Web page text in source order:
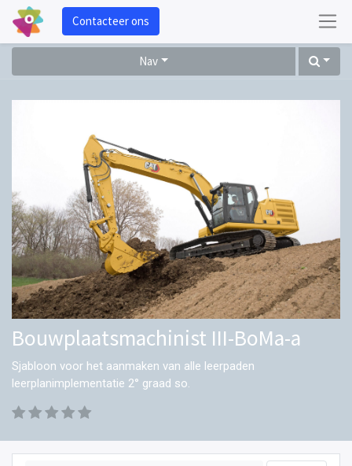
Contacteer ons
Nav
Bouwplaatsmachinist III-BoMa-a
Sjabloon voor het aanmaken van alle leerpaden
leerplanimplementatie 2° graad so.